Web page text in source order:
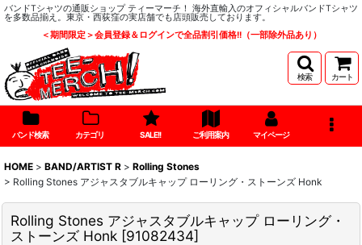
バンドTシャツの通販ショップ ティーマーチ！ 海外直輸入のオフィシャルバンドTシャツ
を多数品揃え。東京・西荻窪の実店舗でも店頭販売しております。
＜期間限定＞会員登録＆ログインで全品割引価格!!（一部除外品あり）
検索 カート
バンド検索 カテゴリ SALE!! ご利用案内 マイページ
HOME > BAND/ARTIST R > Rolling Stones
> Rolling Stones アジャスタブルキャップ ローリング・ストーンズ Honk
Rolling Stones アジャスタブルキャップ ローリング・
ストーンズ Honk [91082434]